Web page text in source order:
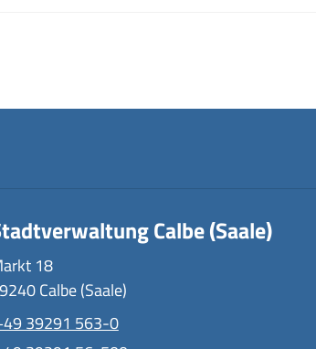
Calbe (Saale)
18
Calbe (Saale)
39291 563-0